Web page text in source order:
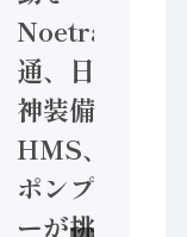
Noetra、富士
通、日立 / 兵
神装備 ×
HMS、老舗
ポンプメーカ
ーが挑むデー